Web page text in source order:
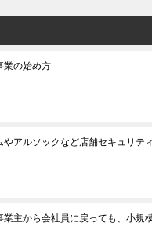
業の始め方
やアルソックなど店舗セキュリテ
業主から会社員に戻っても、小規